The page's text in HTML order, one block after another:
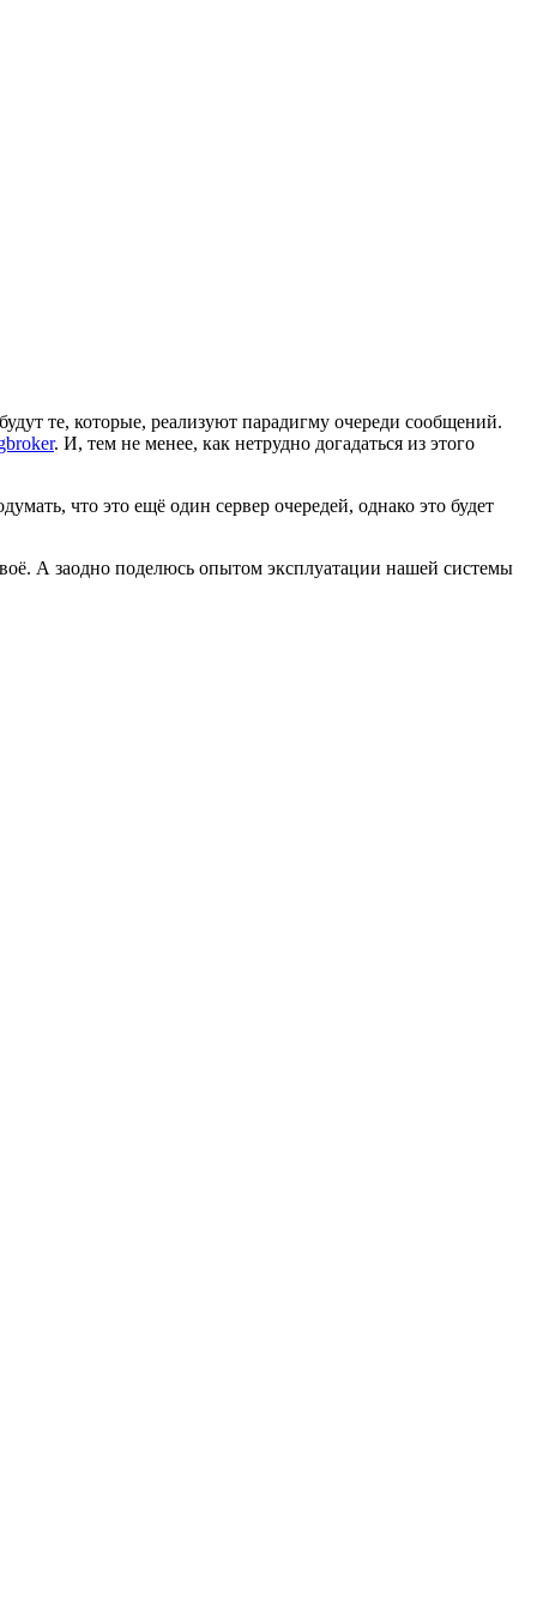
те, которые, реализуют парадигму очереди сообщений.
. И, тем не менее, как нетрудно догадаться из этого
что это ещё один сервер очередей, однако это будет
А заодно поделюсь опытом эксплуатации нашей системы